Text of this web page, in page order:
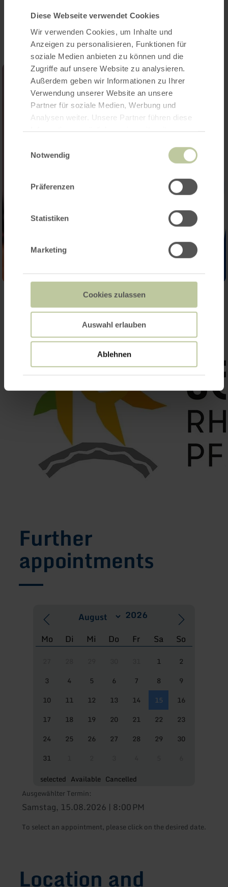
Diese Webseite verwendet Cookies
Wir verwenden Cookies, um Inhalte und
Anzeigen zu personalisieren, Funktionen für
soziale Medien anbieten zu können und die
Zugriffe auf unsere Website zu analysieren.
Außerdem geben wir Informationen zu Ihrer
Verwendung unserer Website an unsere
Partner für soziale Medien, Werbung und
Analysen weiter. Unsere Partner führen diese
haben oder die sie im Rahmen Ihrer Nutzung
Notwendig
Präferenzen
Statistiken
Marketing
Cookies zulassen
Auswahl erlauben
Ablehnen
Impressions
Further
appointments
Mo Di Mi Do Fr Sa So
1
2
3
4 5 6 7 8
9
10
11 12 13 14 15
16
17
18 19 20 21 22
23
24
25 26 27 28 29
30
31
selected Available Cancelled
Ausgewählter Termin:
Samstag, 15.08.2026 | 8:00 PM
To select an appointment, please click on the desired date.
Location and